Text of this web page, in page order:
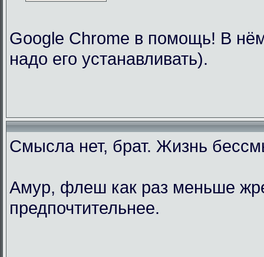
Google Chrome в помощь! В
надо его устанавливать).
Смысла нет, брат. Жизнь
Амур, флеш как раз меньше
предпочтительнее.